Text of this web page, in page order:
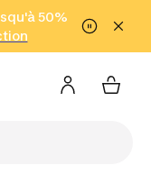
Aller au pied de
50%